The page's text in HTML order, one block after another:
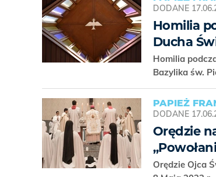
DODANE
Homilia
Ducha
Homilia
Bazylika św.
PAPIEŻ
DODANE
Orędzie
Orędzie Ojca